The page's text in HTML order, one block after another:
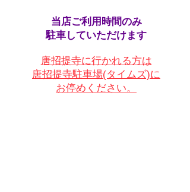
当店ご利用時間のみ
駐車していただけます
唐招提寺に行かれる方は
唐招提寺駐車場(タイムズ)に
お停めください。